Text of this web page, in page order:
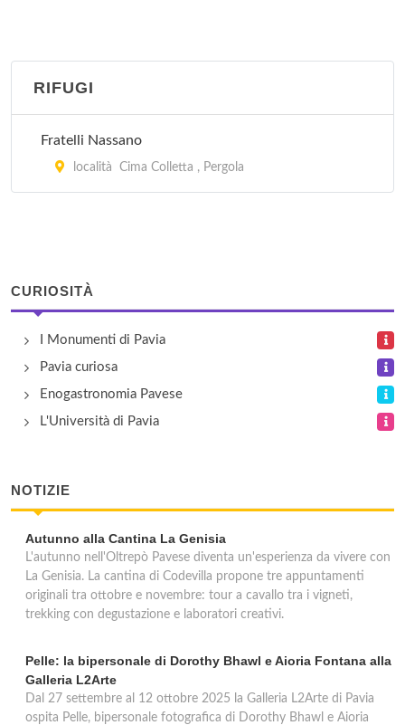
frazione Samperone 93, Certosa di Pavia
Vecchionoce
via Cà Trezzi 3, Travacò Siccomario
RIFUGI
Fratelli Nassano
località Cima Colletta , Pergola
CURIOSITÀ
I Monumenti di Pavia
Pavia curiosa
Enogastronomia Pavese
L'Università di Pavia
NOTIZIE
Autunno alla Cantina La Genisia
L'autunno nell'Oltrepò Pavese diventa un'esperienza da vivere con
La Genisia. La cantina di Codevilla propone tre appuntamenti
originali tra ottobre e novembre: tour a cavallo tra i vigneti,
trekking con degustazione e laboratori creativi.
Pelle: la bipersonale di Dorothy Bhawl e Aioria Fontana alla
Galleria L2Arte
Dal 27 settembre al 12 ottobre 2025 la Galleria L2Arte di Pavia
ospita Pelle, bipersonale fotografica di Dorothy Bhawl e Aioria